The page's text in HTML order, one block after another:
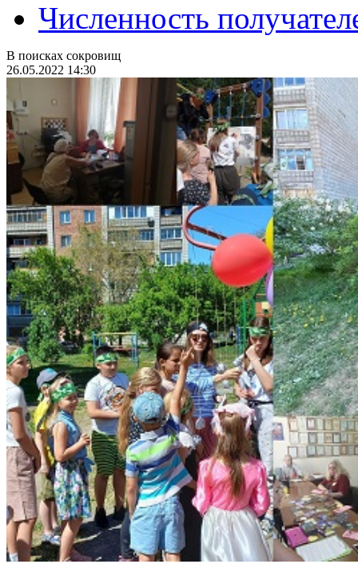
Численность
В поисках сокровищ
26.05.2022 14:30